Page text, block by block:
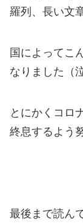
羅列、長い文
国によってこ
なりました（
とにかくコロ
終息するよう
最後まで読ん